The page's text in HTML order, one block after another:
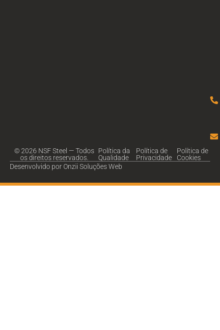
© 2026 NSF Steel — Todos
os direitos reservados.
Política da
Qualidade
Política de
Privacidade
Política de
Cookies
Desenvolvido por Onzii Soluções Web